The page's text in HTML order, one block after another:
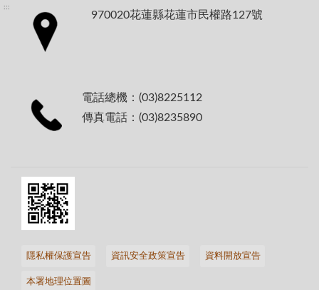
:::
970020花蓮縣花蓮市民權路127號
電話總機：(03)8225112
傳真電話：(03)8235890
隱私權保護宣告 資訊安全政策宣告 資料開放宣告
本署地理位置圖